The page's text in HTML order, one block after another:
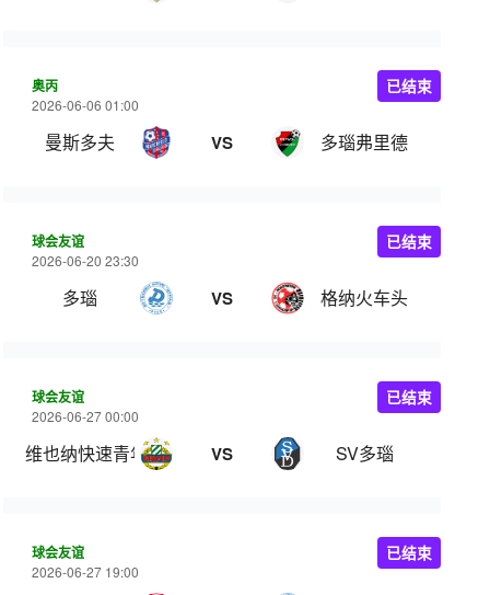
奥丙
2026-06-06 01:00
曼斯多夫 VS 多瑙弗里德
已结束
球会友谊
2026-06-20 23:30
多瑙 VS 格纳火车头
已结束
球会友谊
2026-06-27 00:00
维也纳快速青年队 VS SV多瑙
已结束
球会友谊
2026-06-27 19:00
已结束